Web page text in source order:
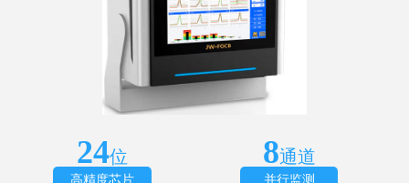
24位
高精度芯片
8通道
并行监测